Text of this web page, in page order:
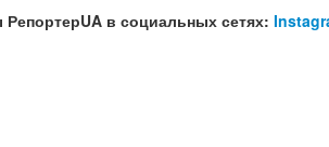
в социальных сетях: